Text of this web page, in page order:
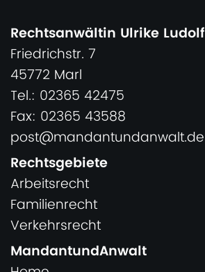
Rechtsanwältin Ulrike Ludolf
Friedrichstr. 7
45772 Marl
Tel.: 02365 42475
Fax: 02365 43588
post@mandantundanwalt.de
Rechtsgebiete
Arbeitsrecht
Familienrecht
Verkehrsrecht
MandantundAnwalt